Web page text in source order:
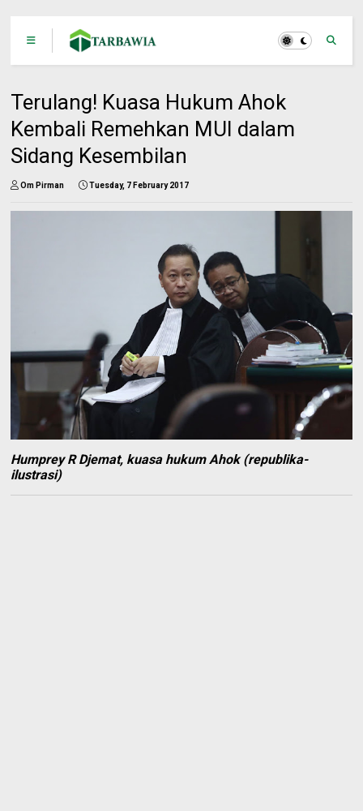
Terulang! Kuasa Hukum Ahok
Kembali Remehkan MUI dalam
Sidang Kesembilan
Om Pirman Tuesday, 7 February 2017
Humprey R Djemat, kuasa hukum Ahok (republika-
ilustrasi)